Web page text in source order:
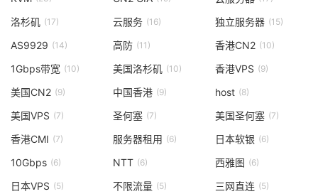
洛杉矶 (17) 云服务 (16) 独立服务器 (15)
AS9929 (14) 高防 (11) 香港CN2 (10)
1Gbps带宽 (10) 美国洛杉矶 (10) 香港VPS (9)
美国CN2 (9) 中国香港 (9) host (8)
美国VPS (7) 圣何塞 (7) 美国圣何塞 (7)
香港CMI (7) 服务器租用 (6) 日本软银 (6)
10Gbps (6) NTT (6) 西雅图 (6)
日本VPS (5) 不限流量 (5) 三网直连 (5)